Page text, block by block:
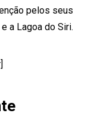
pelos seus
a Lagoa do Siri.